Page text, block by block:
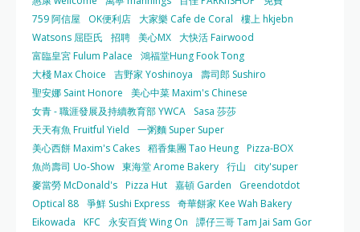
759 阿信屋
OK便利店 大家樂 Cafe de Coral
樓上 hkjebn
Watsons 屈臣氏
招聘 美心MX 大快活 Fairwood
富臨皇宮 Fulum Palace
鴻福堂Hung Fook Tong
大棧 Max Choice
吉野家 Yoshinoya
壽司郎 Sushiro
聖安娜 Saint Honore
美心中菜 Maxim's Chinese
女青 - 職涯發展及持續教育部 YWCA
Sasa 莎莎
天天有魚 Fruitful Yield
一粥麵 Super Super
美心西餅 Maxim's Cakes 稻香集團 Tao Heung Pizza-BOX
魚尚壽司 Uo-Show 東海堂 Arome Bakery 行山
city'super
麥當勞 McDonald's Pizza Hut 嘉頓 Garden
Greendotdot
Optical 88 爭鮮 Sushi Express 奇華餅家 Kee Wah Bakery
Eikowada
KFC 永安百貨 Wing On
譚仔三哥 Tam Jai Sam Gor